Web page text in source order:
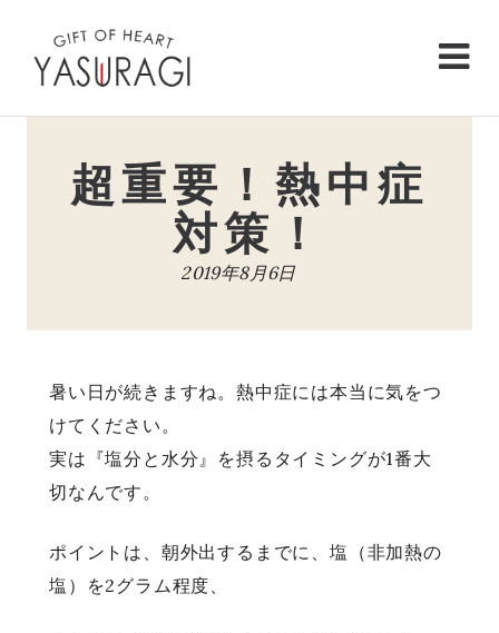
content
超重要！熱中症
対策！
2019年8月6日
暑い日が続きますね。熱中症には本当に気をつ
けてください。
実は『塩分と水分』を摂るタイミングが1番大
切なんです。
ポイントは、朝外出するまでに、塩（非加熱の
塩）を2グラム程度、